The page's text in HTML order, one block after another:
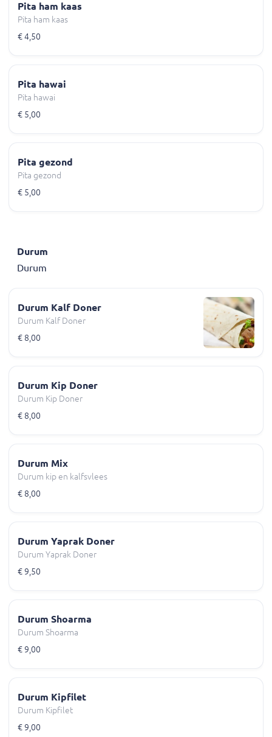
Pita ham kaas
Pita ham kaas
€ 4,50
Pita hawai
Pita hawai
€ 5,00
Pita gezond
Pita gezond
€ 5,00
Durum
Durum
Durum Kalf Doner
Durum Kalf Doner
€ 8,00
Durum Kip Doner
Durum Kip Doner
€ 8,00
Durum Mix
Durum kip en kalfsvlees
€ 8,00
Durum Yaprak Doner
Durum Yaprak Doner
€ 9,50
Durum Shoarma
Durum Shoarma
€ 9,00
Durum Kipfilet
Durum Kipfilet
€ 9,00